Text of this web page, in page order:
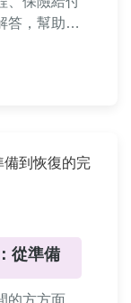
答，幫助您
從準備
的方方面